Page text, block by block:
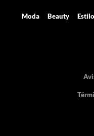
Moda Beauty